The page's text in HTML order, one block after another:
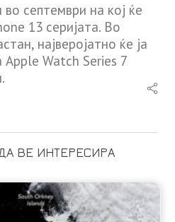
септември на кој ќе
13 серијата. Во
најверојатно ќе ја
Watch Series 7
ВЕ ИНТЕРЕСИРА